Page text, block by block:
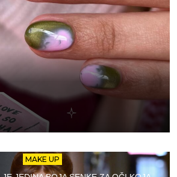
MAKE UP